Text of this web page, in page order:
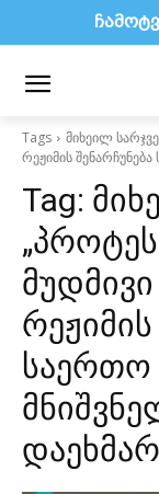
Tags
მიხეილ
რეჟიმის
Tag:
რეჟიმის
საერთო